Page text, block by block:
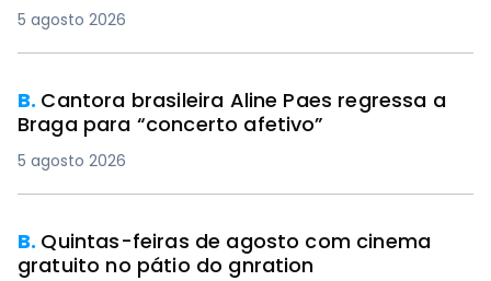
5 agosto 2026
B. Cantora brasileira Aline Paes regressa a
Braga para “concerto afetivo”
5 agosto 2026
B. Quintas-feiras de agosto com cinema
gratuito no pátio do gnration